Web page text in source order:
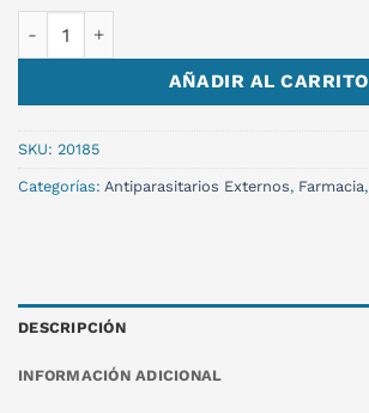
AÑADIR AL CARRITO
SKU: 20185
Categorías: Antiparasitarios Externos, Farmacia,
DESCRIPCIÓN
INFORMACIÓN ADICIONAL